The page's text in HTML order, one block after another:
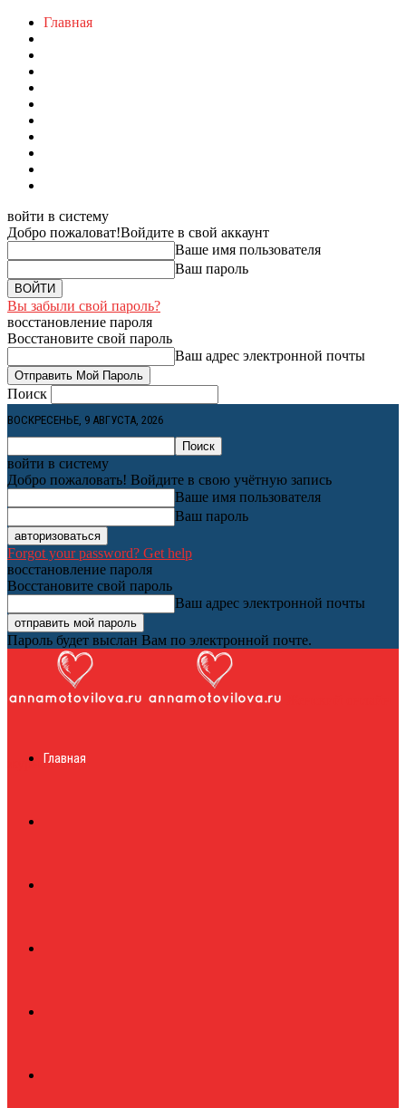
Главная
войти в систему
Добро пожаловат!Войдите в свой аккаунт
Ваше имя пользователя
Ваш пароль
Вы забыли свой пароль?
восстановление пароля
Восстановите свой пароль
Ваш адрес электронной почты
Поиск
ВОСКРЕСЕНЬЕ, 9 АВГУСТА, 2026
войти в систему
Добро пожаловать! Войдите в свою учётную запись
Ваше имя пользователя
Ваш пароль
Forgot your password? Get help
восстановление пароля
Восстановите свой пароль
Ваш адрес электронной почты
Пароль будет выслан Вам по электронной почте.
журналГлавная